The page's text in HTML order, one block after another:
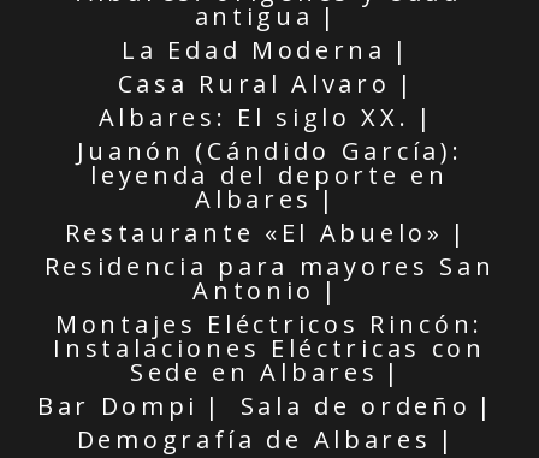
antigua
La Edad Moderna
Casa Rural Alvaro
Albares: El siglo XX.
Juanón (Cándido García):
leyenda del deporte en
Albares
Restaurante «El Abuelo»
Residencia para mayores San
Antonio
Montajes Eléctricos Rincón:
Instalaciones Eléctricas con
Sede en Albares
Bar Dompi
Sala de ordeño
Demografía de Albares